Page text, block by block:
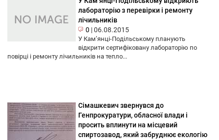
лабораторію з перевірки і ремонту
лічильників
0 |06.08.2015
У Кам’янці-Подільському планують
відкрити сертифіковану лабораторію по
повірці і ремонту лічильників на тепло...
Сімашкевич звернувся до
Генпрокуратури, обласної влади і
просить вплинути на місцевий
спиртозавод, який забруднює екологію